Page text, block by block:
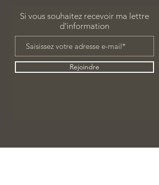
Si vous souhaitez recevoir ma lettre
d'information
Rejoindre